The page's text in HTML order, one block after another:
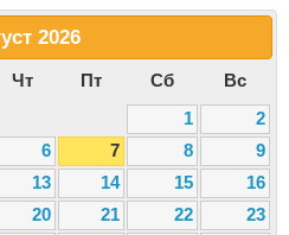
2026
Чт Пт Сб
Вс
1
2
6 7 8
9
13 14 15
16
20 21 22
23